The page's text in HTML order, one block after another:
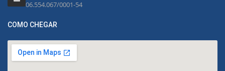
06.554.067/0001-54
COMO CHEGAR